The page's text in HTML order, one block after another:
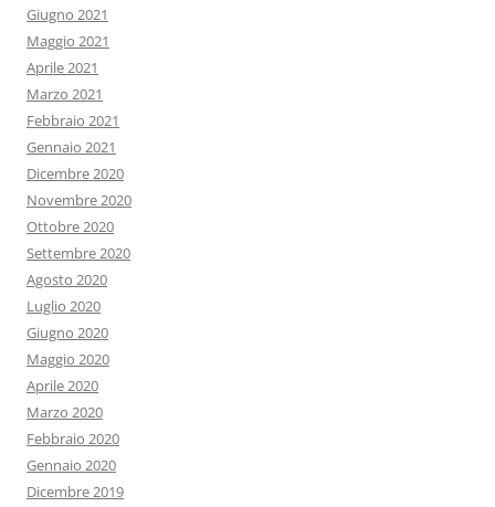
Giugno 2021
Maggio 2021
Aprile 2021
Marzo 2021
Febbraio 2021
Gennaio 2021
Dicembre 2020
Novembre 2020
Ottobre 2020
Settembre 2020
Agosto 2020
Luglio 2020
Giugno 2020
Maggio 2020
Aprile 2020
Marzo 2020
Febbraio 2020
Gennaio 2020
Dicembre 2019